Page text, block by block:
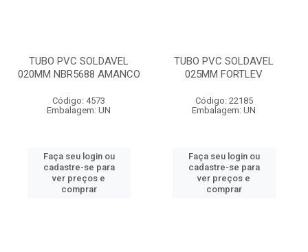
TUBO PVC SOLDAVEL
020MM NBR5688 AMANCO
Código: 4573
Embalagem: UN
Faça seu login ou
cadastre-se para
ver preços e
comprar
TUBO PVC SOLDAVEL
025MM FORTLEV
Código: 22185
Embalagem: UN
Faça seu login ou
cadastre-se para
ver preços e
comprar